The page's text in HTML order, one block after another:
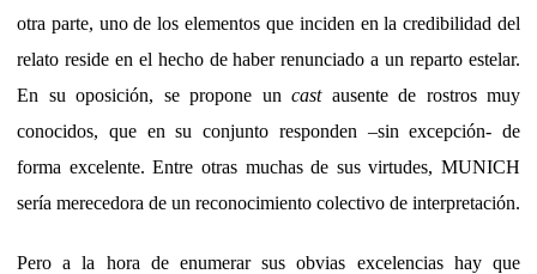
otra parte, uno de los elementos que inciden en la credibilidad del
relato reside en el hecho de haber renunciado a un reparto estelar.
En su oposición, se propone un castausente de rostros muy
conocidos, que en su conjunto responden –sin excepción- de
forma excelente. Entre otras muchas de sus virtudes, MUNICH
sería merecedora de un reconocimiento colectivo de interpretación.
Pero a la hora de enumerar sus obvias excelencias hay que